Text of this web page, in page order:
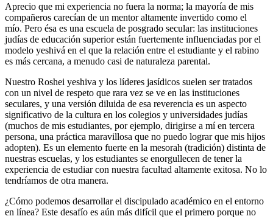
Aprecio que mi experiencia no fuera la norma; la mayoría de mis
compañeros carecían de un mentor altamente invertido como el
mío. Pero ésa es una escuela de posgrado secular: las instituciones
judías de educación superior están fuertemente influenciadas por el
modelo yeshivá en el que la relación entre el estudiante y el rabino
es más cercana, a menudo casi de naturaleza parental.
Nuestro Roshei yeshiva y los líderes jasídicos suelen ser tratados
con un nivel de respeto que rara vez se ve en las instituciones
seculares, y una versión diluida de esa reverencia es un aspecto
significativo de la cultura en los colegios y universidades judías
(muchos de mis estudiantes, por ejemplo, dirigirse a mí en tercera
persona, una práctica maravillosa que no puedo lograr que mis hijos
adopten). Es un elemento fuerte en la mesorah (tradición) distinta de
nuestras escuelas, y los estudiantes se enorgullecen de tener la
experiencia de estudiar con nuestra facultad altamente exitosa. No lo
tendríamos de otra manera.
¿Cómo podemos desarrollar el discipulado académico en el entorno
en línea? Este desafío es aún más difícil que el primero porque no